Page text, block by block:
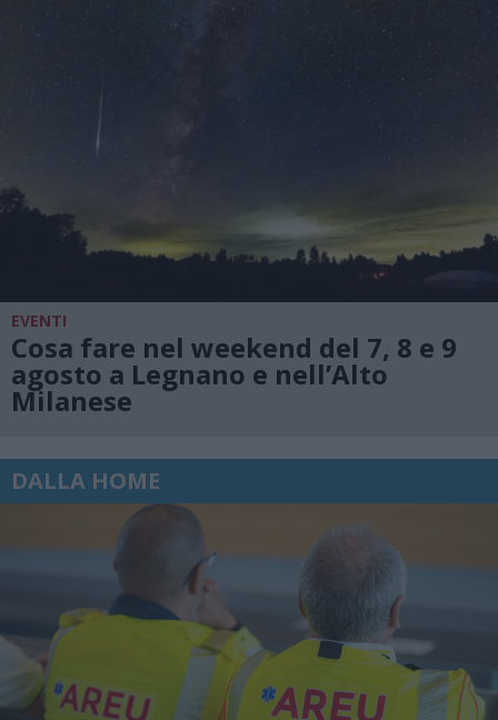
EVENTI
Cosa fare nel weekend del 7, 8 e 9
agosto a Legnano e nell’Alto
Milanese
DALLA HOME